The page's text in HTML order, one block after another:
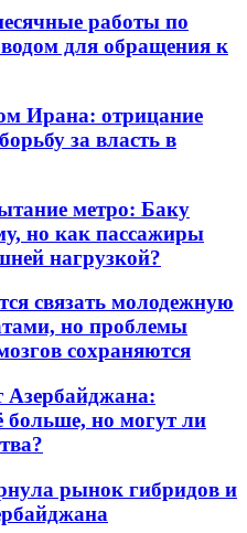
работы по
для обращения к
Ирана: отрицание
за власть в
метро: Баку
но как пассажиры
нагрузкой?
связать молодежную
но проблемы
сохраняются
больше, но могут ли
рынок гибридов и